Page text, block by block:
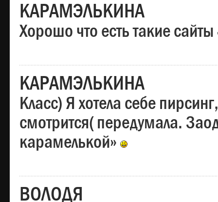
КАРАМЭЛЬКИНА
Хорошо что есть такие сайты
КАРАМЭЛЬКИНА
Класс) Я хотела себе
смотрится( передумала.
карамелькой»
ВОЛОДЯ